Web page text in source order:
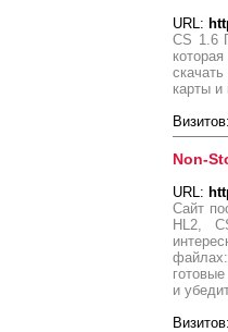
URL:
CS 1.6
карты
Визитов:
Non-
URL:
Сайт
HL2,
и
Визитов: